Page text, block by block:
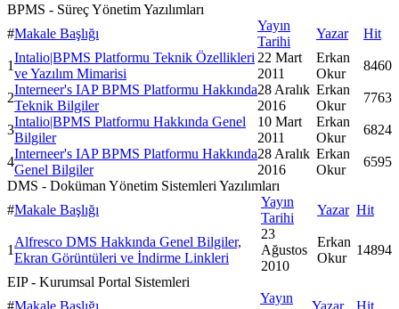
BPMS - Süreç Yönetim Yazılımları
#Makale Başlığı
Yayın
Tarihi
Yazar Hit
1
Intalio|BPMS Platformu Teknik Özellikleri
ve Yazılım Mimarisi
22 Mart
2011
Erkan
Okur
8460
2
Interneer's IAP BPMS Platformu Hakkında
Teknik Bilgiler
28 Aralık
2016
Erkan
Okur
7763
3
Intalio|BPMS Platformu Hakkında Genel
Bilgiler
10 Mart
2011
Erkan
Okur
6824
4
Interneer's IAP BPMS Platformu Hakkında
Genel Bilgiler
28 Aralık
2016
Erkan
Okur
6595
DMS - Doküman Yönetim Sistemleri Yazılımları
#Makale Başlığı
Yayın
Tarihi
Yazar Hit
1
Alfresco DMS Hakkında Genel Bilgiler,
Ekran Görüntüleri ve İndirme Linkleri
23
Ağustos
2010
Erkan
Okur
14894
EIP - Kurumsal Portal Sistemleri
#Makale Başlığı
Yayın
Yazar Hit